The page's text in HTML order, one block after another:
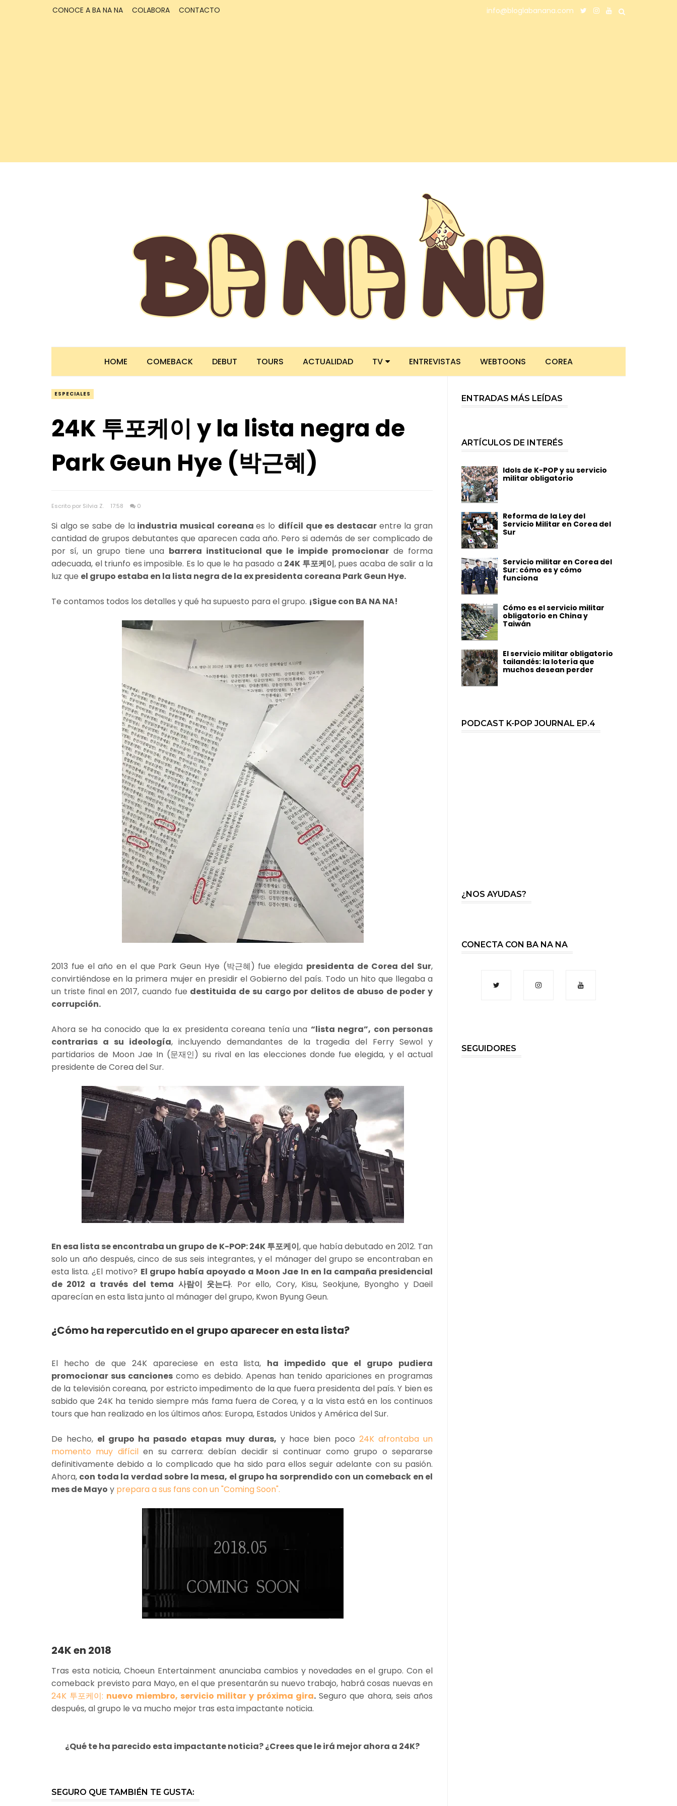
CONOCE A BA NA NA COLABORA CONTACTO info@bloglabanana.com
HOME COMEBACK DEBUT TOURS ACTUALIDAD TV ENTREVISTAS WEBTOONS COREA
ESPECIALES
24K 투포케이 y la lista negra de
Park Geun Hye (박근혜)
Escrito por Silvia Z. 17:58 0
Si algo se sabe de laindustria musical coreanaes lo difícil que es destacar entre la gran
cantidad de grupos debutantes que aparecen cada año. Pero si además de ser complicado de
por sí, un grupo tiene una barrera institucional que le impide promocionar de forma
adecuada, el triunfo es imposible. Es lo que le ha pasado a 24K 투포케이, pues acaba de salir a la
luz que el grupo estaba en la lista negra de la ex presidenta coreana Park Geun Hye.
Te contamos todos los detalles y qué ha supuesto para el grupo. ¡Sigue con BA NA NA!
2013 fue el año en el que Park Geun Hye (박근혜) fue elegida presidenta de Corea del Sur,
convirtiéndose en la primera mujer en presidir el Gobierno del país. Todo un hito que llegaba a
un triste final en 2017, cuando fue destituida de su cargo por delitos de abuso de poder y
corrupción.
Ahora se ha conocido que la ex presidenta coreana tenía una “lista negra”, con personas
contrarias a su ideología, incluyendo demandantes de la tragedia del Ferry Sewol y
partidarios de Moon Jae In (문재인) su rival en las elecciones donde fue elegida, y el actual
presidente de Corea del Sur.
En esa lista se encontraba un grupo de K-POP: 24K 투포케이, que había debutado en 2012. Tan
solo un año después, cinco de sus seis integrantes, y el mánager del grupo se encontraban en
esta lista. ¿El motivo? El grupo había apoyado a Moon Jae In en la campaña presidencial
de 2012 a través del tema 사람이 웃는다. Por ello, Cory, Kisu, Seokjune, Byongho y Daeil
aparecían en esta lista junto al mánager del grupo, Kwon Byung Geun.
¿Cómo ha repercutido en el grupo aparecer en esta lista?
El hecho de que 24K apareciese en esta lista, ha impedido que el grupo pudiera
promocionar sus canciones como es debido. Apenas han tenido apariciones en programas
de la televisión coreana, por estricto impedimento de la que fuera presidenta del país. Y bien es
sabido que 24K ha tenido siempre más fama fuera de Corea, y a la vista está en los continuos
tours que han realizado en los últimos años: Europa, Estados Unidos y América del Sur.
De hecho, el grupo ha pasado etapas muy duras, y hace bien poco 24K afrontaba un
momento muy difícilen su carrera: debían decidir si continuar como grupo o separarse
definitivamente debido a lo complicado que ha sido para ellos seguir adelante con su pasión.
Ahora, con toda la verdad sobre la mesa, el grupo ha sorprendido con un comeback en el
mes de Mayo y prepara a sus fans con un "Coming Soon".
24K en 2018
Tras esta noticia, Choeun Entertainment anunciaba cambios y novedades en el grupo. Con el
comeback previsto para Mayo, en el que presentarán su nuevo trabajo, habrá cosas nuevas en
24K 투포케이: nuevo miembro, servicio militar y próxima gira.Seguro que ahora, seis años
después, al grupo le va mucho mejor tras esta impactante noticia.
¿Qué te ha parecido esta impactante noticia? ¿Crees que le irá mejor ahora a 24K?
SEGURO QUE TAMBIÉN TE GUSTA:
ENTRADAS MÁS LEÍDAS
ARTÍCULOS DE INTERÉS
Idols de K-POP y su servicio
militar obligatorio
Reforma de la Ley del
Servicio Militar en Corea del
Sur
Servicio militar en Corea del
Sur: cómo es y cómo
funciona
Cómo es el servicio militar
obligatorio en China y
Taiwán
El servicio militar obligatorio
tailandés: la lotería que
muchos desean perder
PODCAST K-POP JOURNAL EP.4
¿NOS AYUDAS?
CONECTA CON BA NA NA
SEGUIDORES